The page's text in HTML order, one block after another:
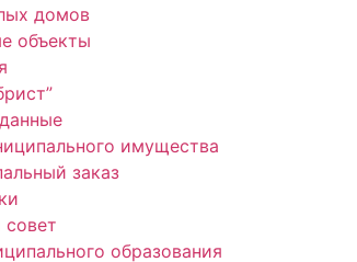
домов
объекты
имущества
заказ
образования